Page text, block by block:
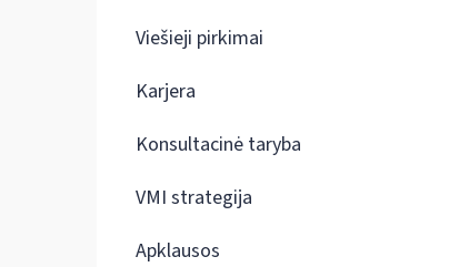
Viešieji pirkimai
Karjera
Konsultacinė taryba
VMI strategija
Apklausos